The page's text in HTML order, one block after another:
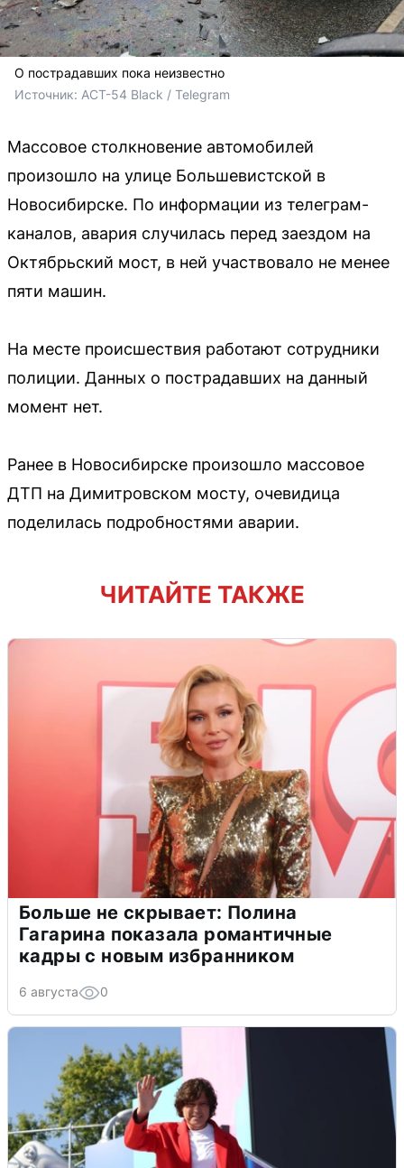
О пострадавших пока неизвестно
Источник: АСТ-54 Black / Telegram
Массовое столкновение автомобилей
произошло на улице Большевистской в
Новосибирске. По информации из телеграм-
каналов, авария случилась перед заездом на
Октябрьский мост, в ней участвовало не менее
пяти машин.
На месте происшествия работают сотрудники
полиции. Данных о пострадавших на данный
момент нет.
Ранее в Новосибирске произошло массовое
ДТП на Димитровском мосту, очевидица
поделилась подробностями аварии.
ЧИТАЙТЕ ТАКЖЕ
Больше не скрывает: Полина
Гагарина показала романтичные
кадры с новым избранником
6 августа 0